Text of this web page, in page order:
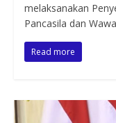
melaksanakan
Pancasila dan
Read more